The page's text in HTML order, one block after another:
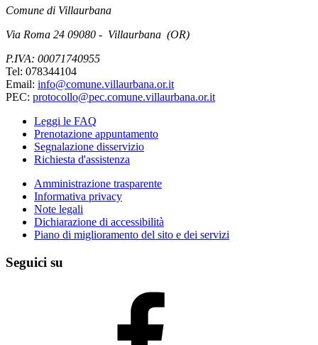
Comune di Villaurbana
Via Roma 24 09080 - Villaurbana (OR)
P.IVA: 00071740955
Tel: 078344104
Email: info@comune.villaurbana.or.it
PEC: protocollo@pec.comune.villaurbana.or.it
Leggi le FAQ
Prenotazione appuntamento
Segnalazione disservizio
Richiesta d'assistenza
Amministrazione trasparente
Informativa privacy
Note legali
Dichiarazione di accessibilità
Piano di miglioramento del sito e dei servizi
Seguici su